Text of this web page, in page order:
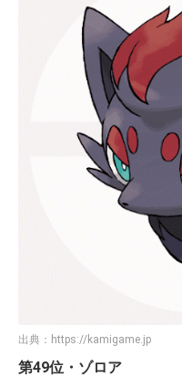
出典： https://kamigame.jp
第49位・ゾロア